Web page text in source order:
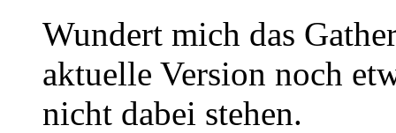
Wundert mich das
aktuelle Version noch
nicht dabei stehen.